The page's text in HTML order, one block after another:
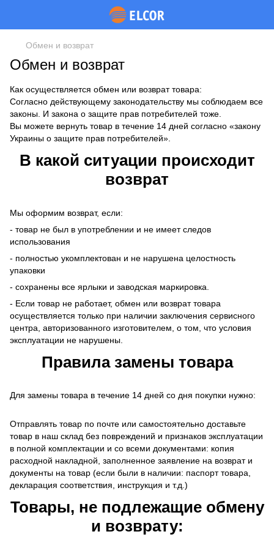
Обмен и возврат
Обмен и возврат
Как осуществляется обмен или возврат товара:
Согласно действующему законодательству мы соблюдаем все
законы. И закона о защите прав потребителей тоже.
Вы можете вернуть товар в течение 14 дней согласно «закону
Украины о защите прав потребителей».
В какой ситуации происходит
возврат
Мы оформим возврат, если:
- товар не был в употреблении и не имеет следов
использования
- полностью укомплектован и не нарушена целостность
упаковки
- сохранены все ярлыки и заводская маркировка.
- Если товар не работает, обмен или возврат товара
осуществляется только при наличии заключения сервисного
центра, авторизованного изготовителем, о том, что условия
эксплуатации не нарушены.
Правила замены товара
Для замены товара в течение 14 дней со дня покупки нужно:
Отправлять товар по почте или самостоятельно доставьте
товар в наш склад без повреждений и признаков эксплуатации
в полной комплектации и со всеми документами: копия
расходной накладной, заполненное заявление на возврат и
документы на товар (если были в наличии: паспорт товара,
декларация соответствия, инструкция и т.д.)
Товары, не подлежащие обмену
и возврату: